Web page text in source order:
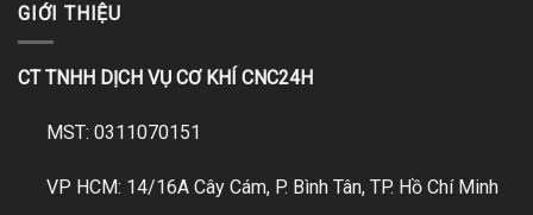
GIỚI THIỆU
CT TNHH DỊCH VỤ CƠ KHÍ CNC24H
MST: 0311070151
VP HCM: 14/16A Cây Cám, P. Bình Tân, TP. Hồ Chí Minh